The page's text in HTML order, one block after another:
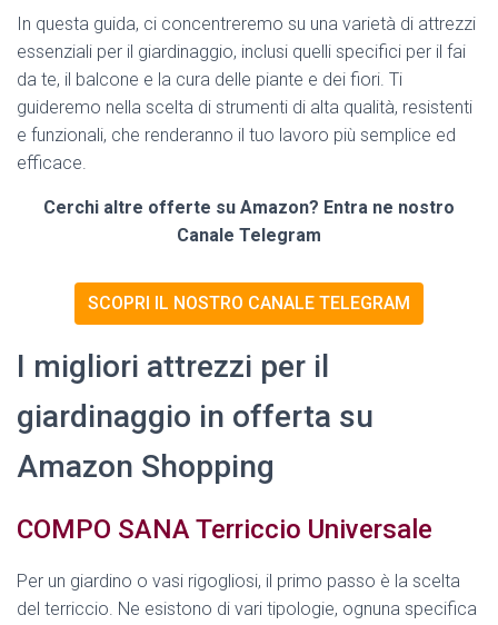
In questa guida, ci concentreremo su una varietà di attrezzi
essenziali per il giardinaggio, inclusi quelli specifici per il fai
da te, il balcone e la cura delle piante e dei fiori. Ti
guideremo nella scelta di strumenti di alta qualità, resistenti
e funzionali, che renderanno il tuo lavoro più semplice ed
efficace.
Cerchi altre offerte su Amazon? Entra ne nostro
Canale Telegram
SCOPRI IL NOSTRO CANALE TELEGRAM
I migliori attrezzi per il
giardinaggio in offerta su
Amazon Shopping
COMPO SANA Terriccio Universale
Per un giardino o vasi rigogliosi, il primo passo è la scelta
del terriccio. Ne esistono di vari tipologie, ognuna specifica